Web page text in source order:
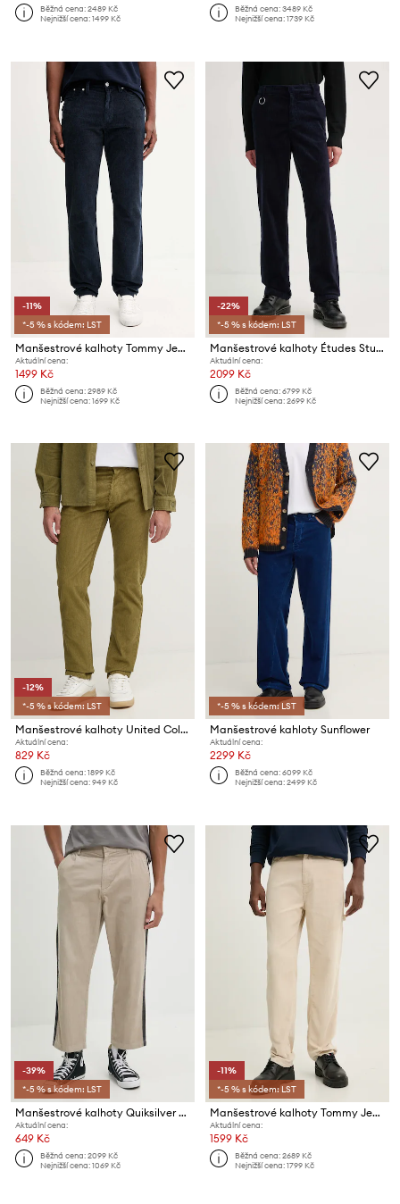
Běžná cena:2489 Kč
Nejnižší cena:1499 Kč
Běžná cena:3489 Kč
Nejnižší cena:1739 Kč
-11%
*-5 % s kódem: LST
Manšestrové kalhoty Tommy Jeans
Aktuální cena:
1499 Kč
Běžná cena:2989 Kč
Nejnižší cena:1699 Kč
-22%
*-5 % s kódem: LST
Manšestrové kalhoty Études Studio
Aktuální cena:
2099 Kč
Běžná cena:6799 Kč
Nejnižší cena:2699 Kč
-12%
*-5 % s kódem: LST
Manšestrové kalhoty United Colors of Benetton
Aktuální cena:
829 Kč
Běžná cena:1899 Kč
Nejnižší cena:949 Kč
*-5 % s kódem: LST
Manšestrové kahloty Sunflower
Aktuální cena:
2299 Kč
Běžná cena:6099 Kč
Nejnižší cena:2499 Kč
-39%
*-5 % s kódem: LST
Manšestrové kalhoty Quiksilver Roller Line Pant
Aktuální cena:
649 Kč
Běžná cena:2099 Kč
Nejnižší cena:1069 Kč
-11%
*-5 % s kódem: LST
Manšestrové kalhoty Tommy Jeans
Aktuální cena:
1599 Kč
Běžná cena:2689 Kč
Nejnižší cena:1799 Kč